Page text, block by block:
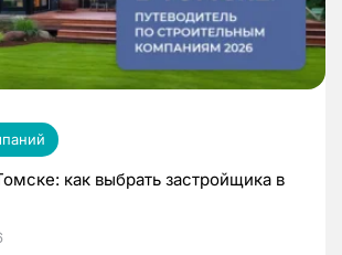
как выбрать застройщика в